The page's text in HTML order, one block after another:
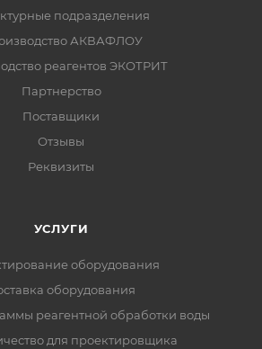
подразделения
АКВАФЛОУ
реагентов ЭКОТРИТ
Партнерство
Поставщики
Отзывы
Реквизиты
УСЛУГИ
оборудования
оборудования
реагентной обработки воды
для проектировщика